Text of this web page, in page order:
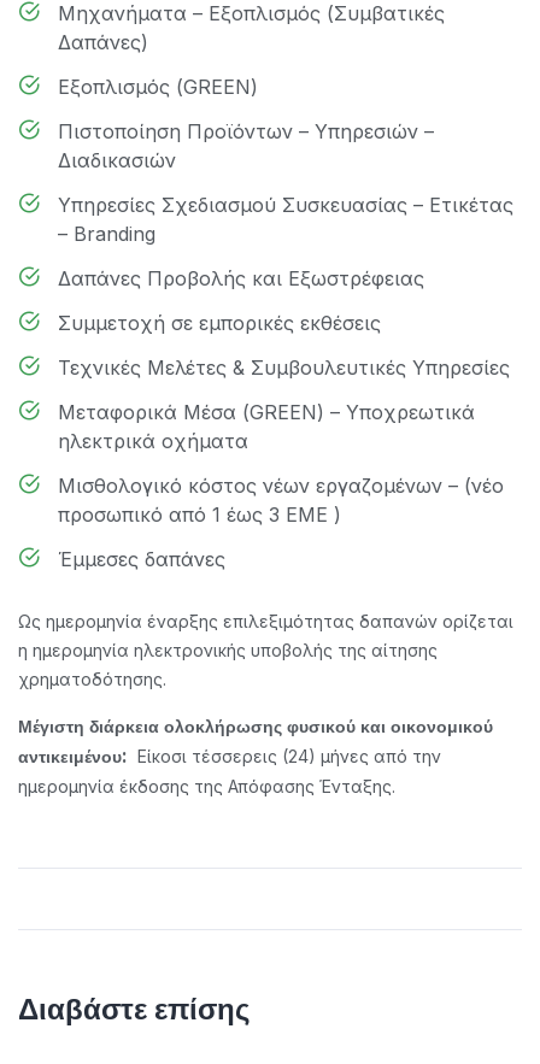
Μηχανήματα – Εξοπλισμός (Συμβατικές
Δαπάνες)
Εξοπλισμός (GREEN)
Πιστοποίηση Προϊόντων – Υπηρεσιών –
Διαδικασιών
Υπηρεσίες Σχεδιασμού Συσκευασίας – Ετικέτας
– Branding
Δαπάνες Προβολής και Εξωστρέφειας
Συμμετοχή σε εμπορικές εκθέσεις
Τεχνικές Μελέτες & Συμβουλευτικές Υπηρεσίες
Μεταφορικά Μέσα (GREEN) – Υποχρεωτικά
ηλεκτρικά οχήματα
Μισθολογικό κόστος νέων εργαζομένων – (νέο
προσωπικό από 1 έως 3 ΕΜΕ )
Έμμεσες δαπάνες
Ως ημερομηνία έναρξης επιλεξιμότητας δαπανών ορίζεται
η ημερομηνία ηλεκτρονικής υποβολής της αίτησης
χρηματοδότησης.
Μέγιστη διάρκεια ολοκλήρωσης φυσικού και οικονομικού
αντικειμένου: Είκοσι τέσσερεις (24) μήνες από την
ημερομηνία έκδοσης της Απόφασης Ένταξης.
Διαβάστε επίσης